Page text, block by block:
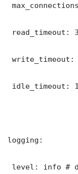
read_timeout:
write_timeout:
idle_timeout:
logging:
level: info #